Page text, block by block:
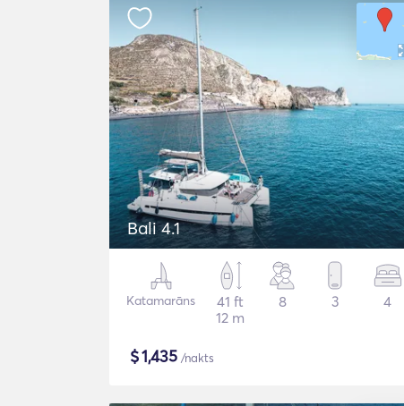
Bali 4.1
Katamarāns
41 ft
12 m
8 3 4
$1,435 /nakts